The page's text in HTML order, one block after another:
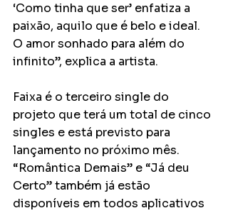
‘Como tinha que ser’ enfatiza a
paixão, aquilo que é belo e ideal.
O amor sonhado para além do
infinito”, explica a artista.
Faixa é o terceiro single do
projeto que terá um total de cinco
singles e está previsto para
lançamento no próximo mês.
“Romântica Demais” e “Já deu
Certo” também já estão
disponíveis em todos aplicativos